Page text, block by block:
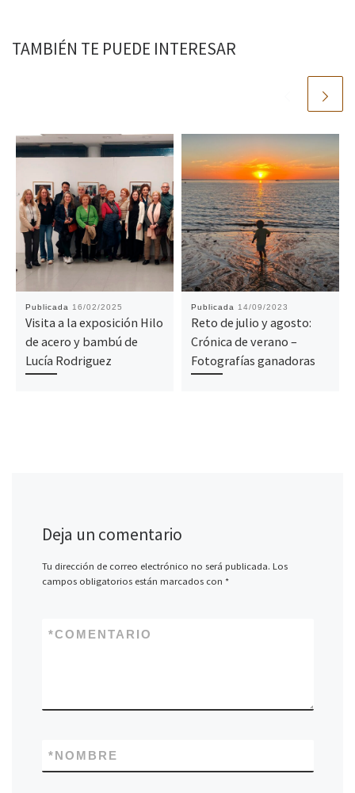
TAMBIÉN TE PUEDE INTERESAR
Publicada 16/02/2025
Visita a la exposición Hilo
de acero y bambú de
Lucía Rodriguez
Publicada 14/09/2023
Reto de julio y agosto:
Crónica de verano –
Fotografías ganadoras
Deja un comentario
Tu dirección de correo electrónico no será publicada. Los
campos obligatorios están marcados con *
COMENTARIO
*
NOMBRE
*